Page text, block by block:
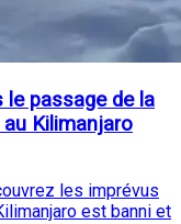
le passage de la
Kilimanjaro
les imprévus
est banni et